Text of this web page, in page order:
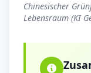
Chinesischer
Lebensraum (KI